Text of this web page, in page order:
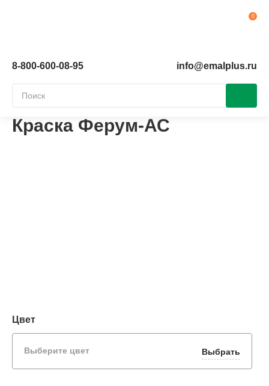
8-800-600-08-95 info@emalplus.ru
Краска Ферум-АС
Цвет
Выберите цвет Выбрать